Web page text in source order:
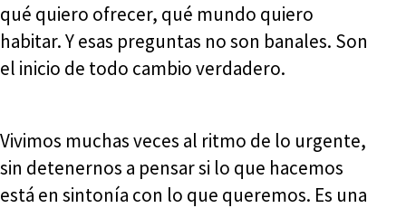
qué quiero ofrecer, qué mundo quiero
habitar. Y esas preguntas no son banales. Son
el inicio de todo cambio verdadero.
Vivimos muchas veces al ritmo de lo urgente,
sin detenernos a pensar si lo que hacemos
está en sintonía con lo que queremos. Es una